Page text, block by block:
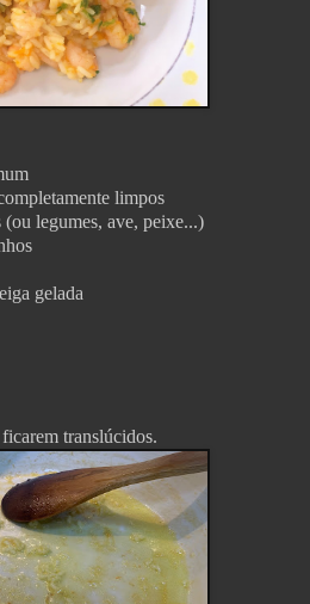
limpos
legumes, ave, peixe...)
gelada
translúcidos.